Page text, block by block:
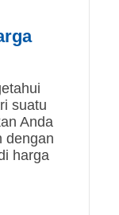
suatu
Anda
dengan
harga